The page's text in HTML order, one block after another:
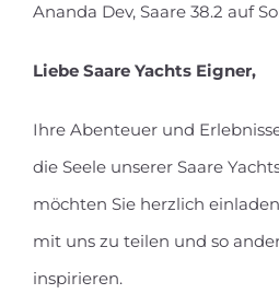
Ananda Dev, Saare 38.2 auf
Liebe Saare Yachts Eigner,
Ihre Abenteuer und
die Seele unserer Saare
möchten Sie herzlich
mit uns zu teilen und so
inspirieren.